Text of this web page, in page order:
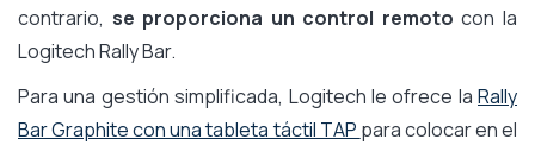
contrario, se proporciona un control remoto con la
Logitech Rally Bar.
Para una gestión simplificada, Logitech le ofrece la Rally
Bar Graphite con una tableta táctil TAP para colocar en el